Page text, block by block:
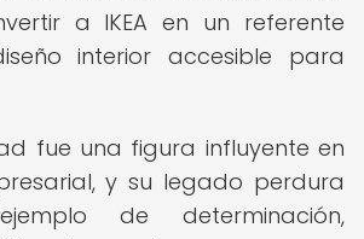
a IKEA en un referente
interior accesible para
fue una figura influyente en
y su legado perdura
de determinación,